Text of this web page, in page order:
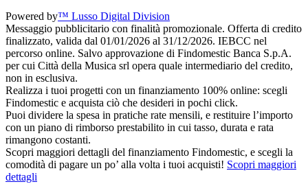
Powered by™ Lusso Digital Division
Messaggio pubblicitario con finalità promozionale. Offerta di credito
finalizzato, valida dal 01/01/2026 al 31/12/2026. IEBCC nel
percorso online. Salvo approvazione di Findomestic Banca S.p.A.
per cui Città della Musica srl opera quale intermediario del credito,
non in esclusiva.
Realizza i tuoi progetti con un finanziamento 100% online: scegli
Findomestic e acquista ciò che desideri in pochi click.
Puoi dividere la spesa in pratiche rate mensili, e restituire l’importo
con un piano di rimborso prestabilito in cui tasso, durata e rata
rimangono costanti.
Scopri maggiori dettagli del finanziamento Findomestic, e scegli la
comodità di pagare un po’ alla volta i tuoi acquisti! Scopri maggiori
dettagli